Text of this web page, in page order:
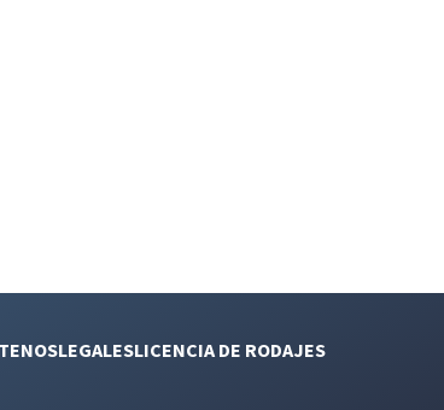
LEGALESLICENCIA DE RODAJES